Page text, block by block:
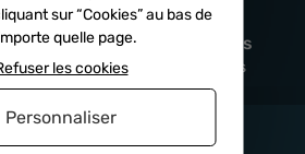
Paiement en
x3 fois
Sécurisé, sans frais
sur “Cookies” au bas de
quelle page.
les cookies
Personnaliser